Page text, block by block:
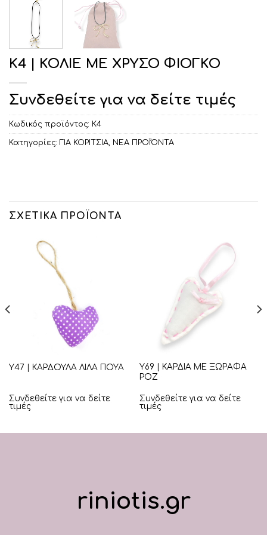
Κ4 | ΚΟΛΙΕ ΜΕ ΧΡΥΣΟ ΦΙΟΓΚΟ
Συνδεθείτε για να δείτε τιμές
Κωδικός προϊόντος: Κ4
Κατηγορίες: ΓΙΑ ΚΟΡΙΤΣΙΑ, ΝΕΑ ΠΡΟΪΌΝΤΑ
ΣΧΕΤΙΚΆ ΠΡΟΪΌΝΤΑ
Υ47 | ΚΑΡΔΟΥΛΑ ΛΙΛΑ ΠΟΥΑ
Συνδεθείτε για να δείτε
τιμές
Υ69 | ΚΑΡΔΙΑ ΜΕ ΞΩΡΑΦΑ
ΡΟΖ
Συνδεθείτε για να δείτε
τιμές
riniotis.gr